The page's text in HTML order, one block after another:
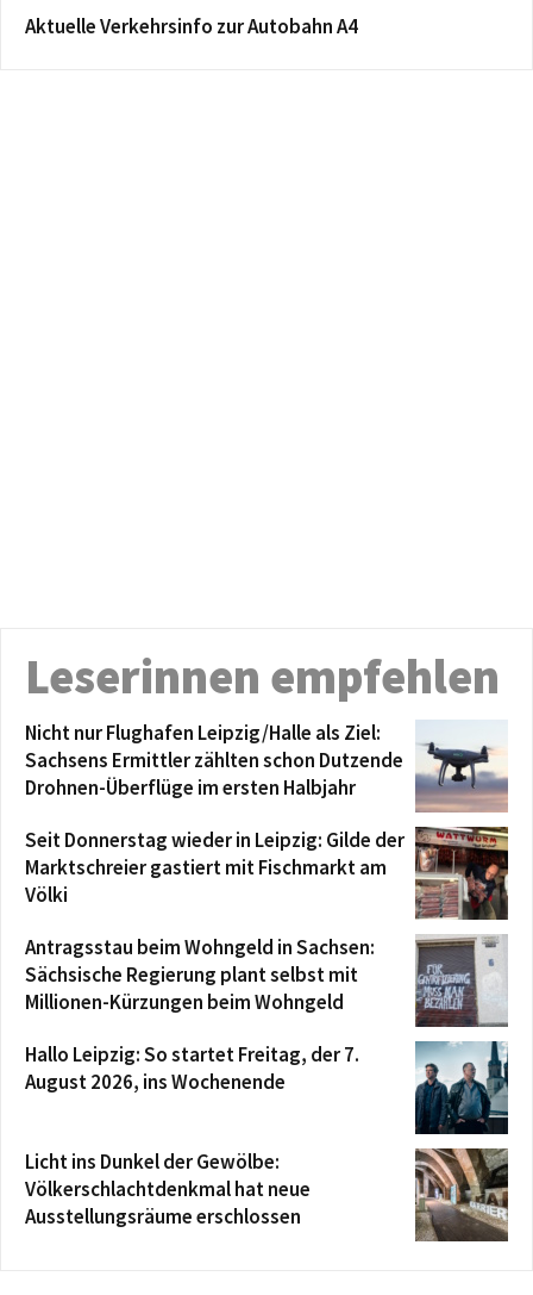
Aktuelle Verkehrsinfo zur Autobahn A4
Leserinnen empfehlen
Nicht nur Flughafen Leipzig/Halle als Ziel:
Sachsens Ermittler zählten schon Dutzende
Drohnen-Überflüge im ersten Halbjahr
Seit Donnerstag wieder in Leipzig: Gilde der
Marktschreier gastiert mit Fischmarkt am
Völki
Antragsstau beim Wohngeld in Sachsen:
Sächsische Regierung plant selbst mit
Millionen-Kürzungen beim Wohngeld
Hallo Leipzig: So startet Freitag, der 7.
August 2026, ins Wochenende
Licht ins Dunkel der Gewölbe:
Völkerschlachtdenkmal hat neue
Ausstellungsräume erschlossen